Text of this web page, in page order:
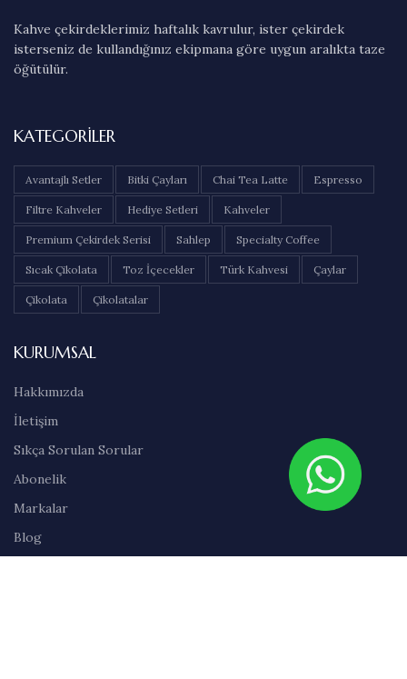
Kahve çekirdeklerimiz haftalık kavrulur, ister çekirdek
isterseniz de kullandığınız ekipmana göre uygun aralıkta taze
öğütülür.
KATEGORILER
Avantajlı Setler Bitki Çayları Chai Tea Latte Espresso
Filtre Kahveler Hediye Setleri Kahveler
Premium Çekirdek Serisi Sahlep Specialty Coffee
Sıcak Çikolata Toz İçecekler Türk Kahvesi Çaylar
Çikolata Çikolatalar
KURUMSAL
Hakkımızda
İletişim
Sıkça Sorulan Sorular
Abonelik
Markalar
Blog